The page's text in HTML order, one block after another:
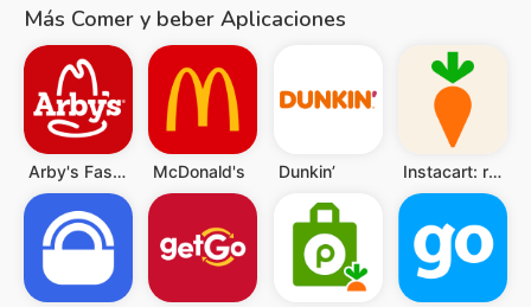
Más Comer y beber Aplicaciones
Arby's Fast Food Sandwiches McDonald's Dunkin’ Instacart: recibe alimentos